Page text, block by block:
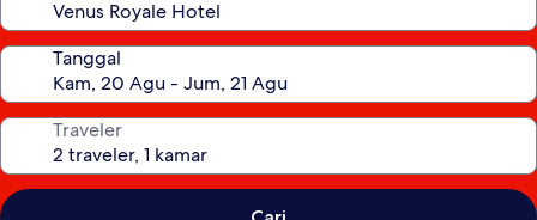
Tanggal
Traveler